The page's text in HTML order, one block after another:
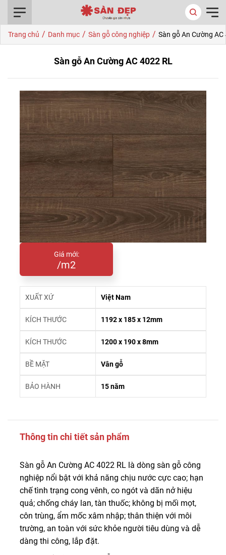
Trang chủ / Danh mục / Sàn gỗ công nghiệp / Sàn gỗ An Cường AC
Sàn gỗ An Cường AC 4022 RL
Giá mới:
/m2
XUẤT XỨ Việt Nam
KÍCH THƯỚC 1192 x 185 x 12mm
KÍCH THƯỚC 1200 x 190 x 8mm
BỀ MẶT Vân gỗ
BẢO HÀNH 15 năm
Thông tin chi tiết sản phẩm
Sàn gỗ An Cường AC 4022 RL là dòng sàn gỗ công
nghiệp nổi bật với khả năng chịu nước cực cao; hạn
chế tình trạng cong vênh, co ngót và dãn nở hiệu
quả; chống cháy lan, tàn thuốc; không bị mối mọt,
côn trùng, ẩm mốc xâm nhập; thân thiện với môi
trường, an toàn với sức khỏe người tiêu dùng và dễ
dàng thi công, lắp đặt.